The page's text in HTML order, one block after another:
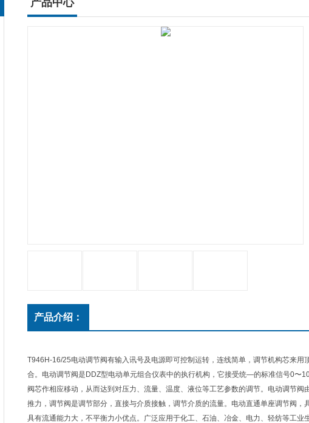
产品中心
产品介绍：
T946H-16/25电动调节阀有输入讯号及电源即可控制运转，连线简单，调节机构芯来
合。电动调节阀是DDZ型电动单元组合仪表中的执行机构，它接受统—的标准信号0〜
阀芯作相应移动，从而达到对压力、流量、温度、液位等工艺参数的调节。电动调节
推力，调节阀是调节部分，直接与介质接触，调节介质的流量。电动直通单座调节阀
具有流通能力大，不平衡力小优点。广泛应用于化工、石油、冶金、电力、轻纺等工业